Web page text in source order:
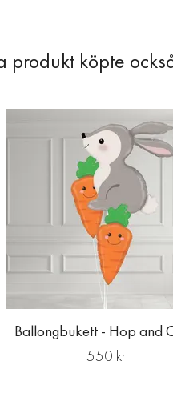
Ballongbukett - Hop and
550 kr